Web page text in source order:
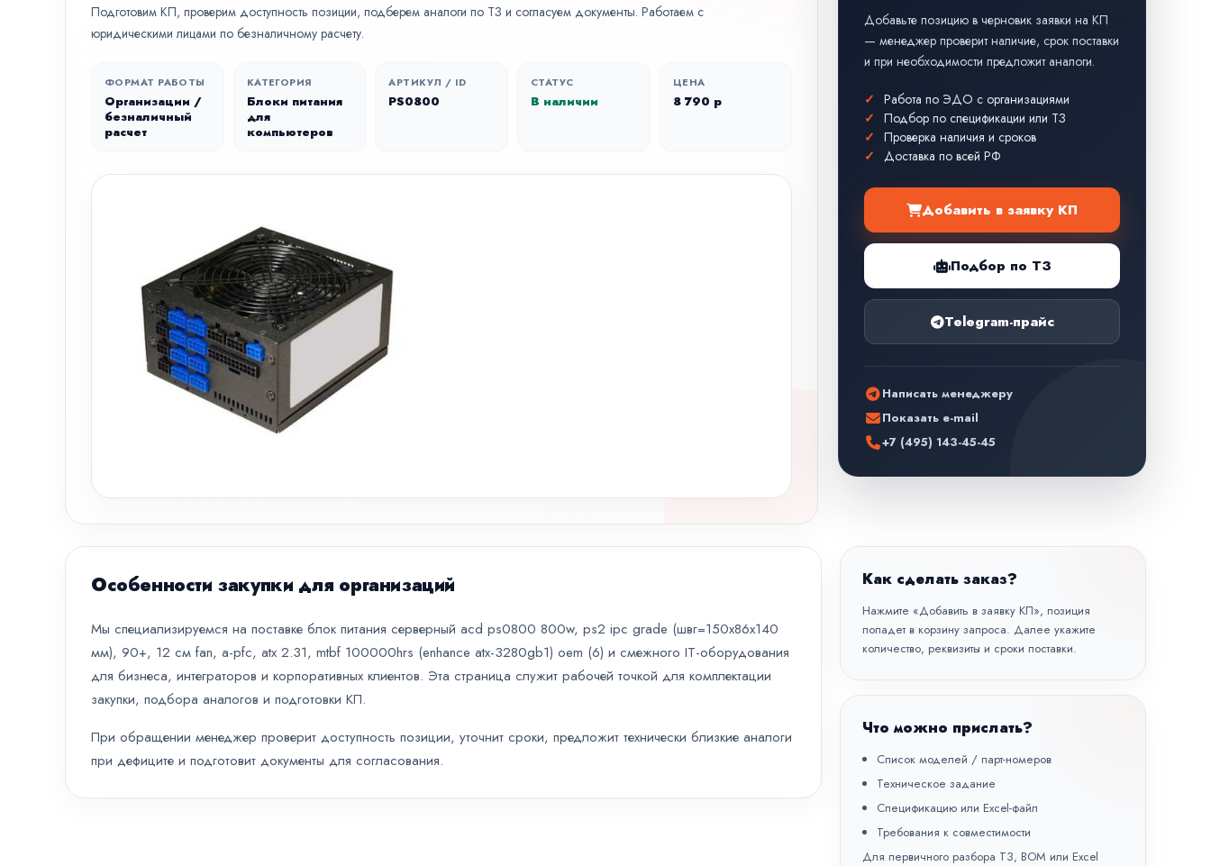
Подготовим КП, проверим доступность позиции, подберем аналоги по ТЗ и согласуем документы. Работаем с
юридическими лицами по безналичному расчету.
ФОРМАТ РАБОТЫ
Организации /
безналичный
расчет
КАТЕГОРИЯ
Блоки питания
для
компьютеров
АРТИКУЛ / ID
PS0800
СТАТУС
В наличии
ЦЕНА
8 790 р
Добавьте позицию в черновик заявки на КП
— менеджер проверит наличие, срок поставки
и при необходимости предложит аналоги.
Работа по ЭДО с организациями
Подбор по спецификации или ТЗ
Проверка наличия и сроков
Доставка по всей РФ
Добавить в заявку КП
Подбор по ТЗ
Telegram-прайс
Написать менеджеру
Показать e-mail
+7 (495) 143-45-45
Особенности закупки для организаций
Мы специализируемся на поставке блок питания серверный acd ps0800 800w, ps2 ipc grade (швг=150x86x140
мм), 90+, 12 см fan, a-pfc, atx 2.31, mtbf 100000hrs (enhance atx-3280gb1) oem (6) и смежного IT-оборудования
для бизнеса, интеграторов и корпоративных клиентов. Эта страница служит рабочей точкой для комплектации
закупки, подбора аналогов и подготовки КП.
При обращении менеджер проверит доступность позиции, уточнит сроки, предложит технически близкие аналоги
при дефиците и подготовит документы для согласования.
Как сделать заказ?
Нажмите «Добавить в заявку КП», позиция
попадет в корзину запроса. Далее укажите
количество, реквизиты и сроки поставки.
Что можно прислать?
Список моделей / парт-номеров
Техническое задание
Спецификацию или Excel-файл
Требования к совместимости
Для первичного разбора ТЗ, BOM или Excel